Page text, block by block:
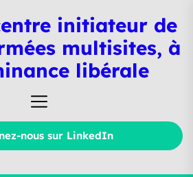
initiateur de
multisites, à
libérale
nous sur LinkedIn